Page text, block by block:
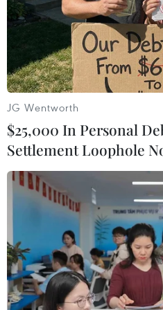
Tăng cường năng lực ứng
trạng khẩn cấp với danh
thiết bị mới
07/08/2026 14:20
Khởi tố, truy nã 3 đối
động nhằm lật đổ chính
dân
07/08/2026 13:51
Bộ đội biên phòng Hà
thành công ngư dân gặp
biển
07/08/2026 13:38
JG Wentworth
$25,000 In Personal
Settlement Loophole